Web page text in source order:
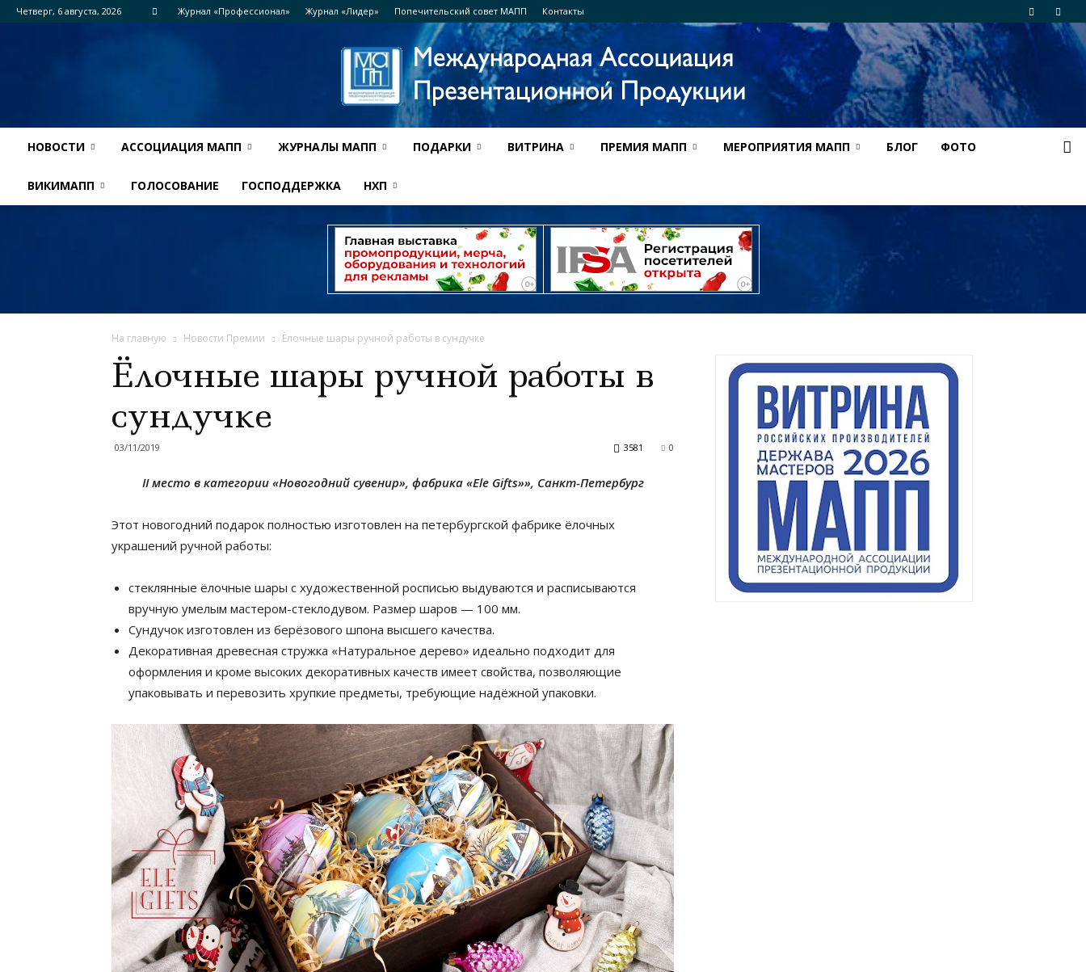
Четверг, 6 августа, 2026 Журнал «Профессионал» Журнал «Лидер» Попечительский совет МАПП Контакты
НОВОСТИ АССОЦИАЦИЯ МАПП ЖУРНАЛЫ МАПП ПОДАРКИ ВИТРИНА ПРЕМИЯ МАПП МЕРОПРИЯТИЯ МАПП БЛОГ ФОТО
ВИКИМАПП ГОЛОСОВАНИЕ ГОСПОДДЕРЖКА НХП
На главную Новости Премии Ёлочные шары ручной работы в сундучке
Ёлочные шары ручной работы в
сундучке
03/11/2019 0
3581
II место в категории «Новогодний сувенир», фабрика «Ele Gifts»», Санкт-Петербург
Этот новогодний подарок полностью изготовлен на петербургской фабрике ёлочных
украшений ручной работы:
стеклянные ёлочные шары с художественной росписью выдуваются и расписываются
вручную умелым мастером-стеклодувом. Размер шаров — 100 мм.
Сундучок изготовлен из берёзового шпона высшего качества.
Декоративная древесная стружка «Натуральное дерево» идеально подходит для
оформления и кроме высоких декоративных качеств имеет свойства, позволяющие
упаковывать и перевозить хрупкие предметы, требующие надёжной упаковки.